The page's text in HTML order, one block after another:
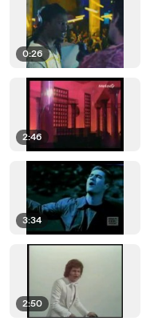
0:26
2:46
3:34
2:50